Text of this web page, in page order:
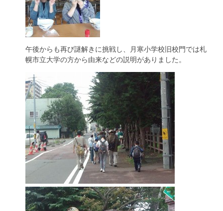
午後からも再び謎解きに挑戦し、月寒小学校旧校門では札
幌市立大学の方から由来などの説明がありました。